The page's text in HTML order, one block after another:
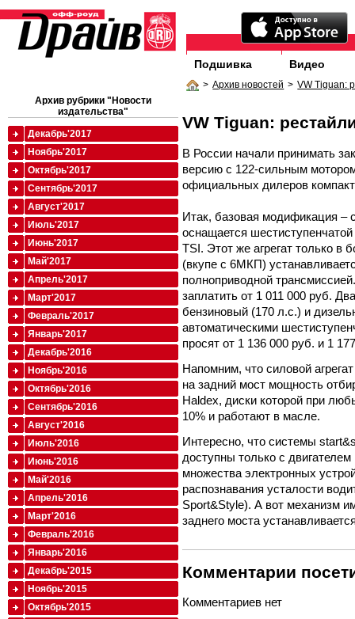
Подшивка Видео
> Архив новостей > VW Tiguan:
VW Tiguan:
В России начали принимать
версию с 122-сильным
официальных дилеров
Итак, базовая модификация –
оснащается
TSI. Этот же агрегат только в
(вкупе с 6МКП)
полноприводной
заплатить от 1 011 000 руб.
бензиновый (170 л.с.) и
автоматическими
просят от 1 136 000 руб. и 1
Напомним, что силовой
на задний мост мощность
Haldex, диски которой при
10% и работают в масле.
Интересно, что системы
доступны только с
множества электронных
распознавания усталости
Sport&Style). А вот механизм
заднего моста
Комментарии
Комментариев нет
Архив рубрики "Новости
издательства"
Декабрь'2017
Ноябрь'2017
Октябрь'2017
Сентябрь'2017
Август'2017
Июль'2017
Июнь'2017
Май'2017
Апрель'2017
Март'2017
Февраль'2017
Январь'2017
Декабрь'2016
Ноябрь'2016
Октябрь'2016
Сентябрь'2016
Август'2016
Июль'2016
Июнь'2016
Май'2016
Апрель'2016
Март'2016
Февраль'2016
Январь'2016
Декабрь'2015
Ноябрь'2015
Октябрь'2015